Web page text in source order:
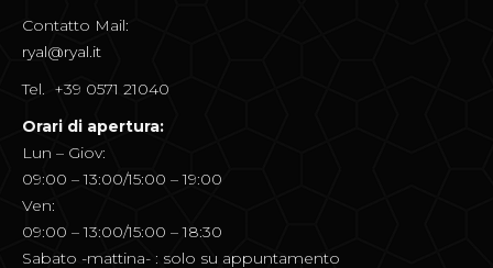
Contatto Mail:
ryal@ryal.it
Tel. +39 0571 21040
Orari di apertura:
Lun – Giov:
09:00 – 13:00/15:00 – 19:00
Ven:
09:00 – 13:00/15:00 – 18:30
Sabato -mattina- : solo su appuntamento